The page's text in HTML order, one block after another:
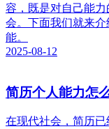
容，既是对自己能
会。下面我们就来
能。
2025-08-12
简历个人能力怎
在现代社会，简历